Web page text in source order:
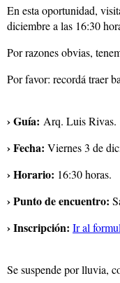
En esta oportunidad,
diciembre a las 16:30
Por razones obvias,
Por favor: recordá traer
› Guía: Arq. Luis Rivas.
› Fecha: Viernes 3 de
› Horario: 16:30 horas.
› Punto de encuentro:
› Inscripción: Ir al
Se suspende por lluvia,